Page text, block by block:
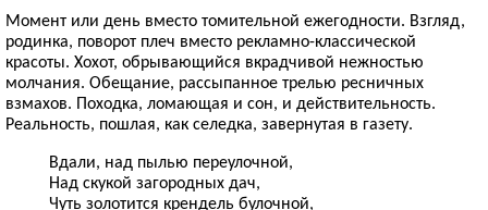
Момент или день вместо томительной ежегодности. Взгляд,
родинка, поворот плеч вместо рекламно-классической
красоты. Хохот, обрывающийся вкрадчивой нежностью
молчания. Обещание, рассыпанное трелью ресничных
взмахов. Походка, ломающая и сон, и действительность.
Реальность, пошлая, как селедка, завернутая в газету.
Вдали, над пылью переулочной,
Над скукой загородных дач,
Чуть золотится крендель булочной,